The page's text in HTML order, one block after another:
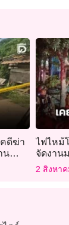
ดีฆ่า
น
ไฟไหม้
จัดงาน
2 สิงหา